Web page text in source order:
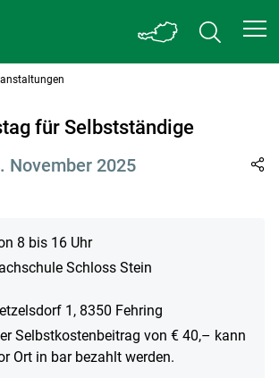
für Selbstständige
November 2025
8 bis 16 Uhr
Schloss Stein
1, 8350 Fehring
Selbstkostenbeitrag von € 40,– kann
Ort in bar bezahlt werden.